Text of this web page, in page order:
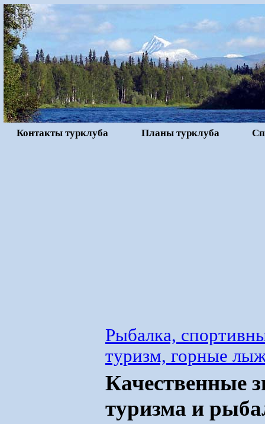
Контакты турклуба Планы турклуба
Рыбалка,
туризм, горные
Качественные
туризма и